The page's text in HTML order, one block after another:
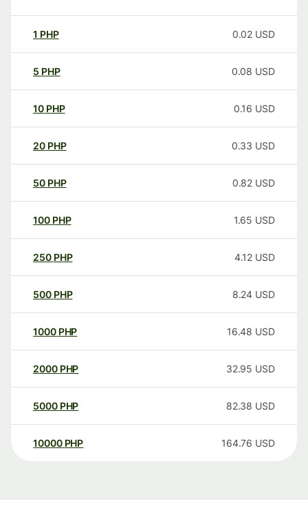
1 PHP 0.02 USD
5 PHP 0.08 USD
10 PHP 0.16 USD
20 PHP 0.33 USD
50 PHP 0.82 USD
100 PHP 1.65 USD
250 PHP 4.12 USD
500 PHP 8.24 USD
1000 PHP 16.48 USD
2000 PHP 32.95 USD
5000 PHP 82.38 USD
10000 PHP 164.76 USD